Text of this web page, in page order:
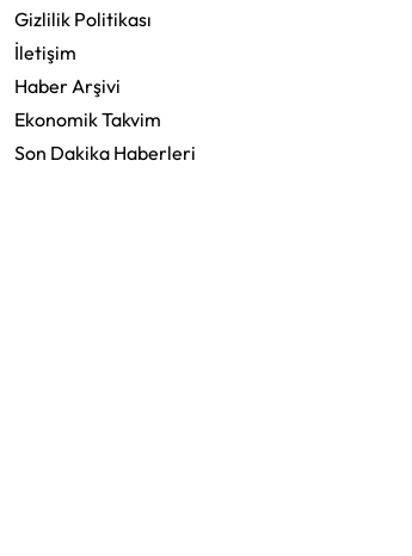
Gizlilik Politikası
İletişim
Haber Arşivi
Ekonomik Takvim
Son Dakika Haberleri